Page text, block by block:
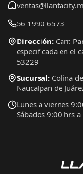
56 1990 6573
Dirección: Carr.
especificada en el
53229
Sucursal: Colina
Naucalpan de
Lunes a viernes
Sábados 9:00 hrs